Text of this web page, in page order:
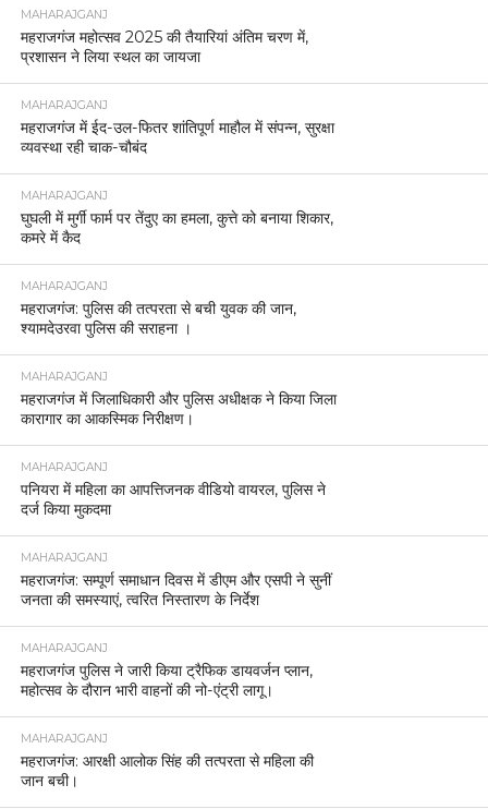
MAHARAJGANJ
महराजगंज महोत्सव 2025 की तैयारियां अंतिम चरण में,
प्रशासन ने लिया स्थल का जायजा
MAHARAJGANJ
महराजगंज में ईद-उल-फितर शांतिपूर्ण माहौल में संपन्न, सुरक्षा
व्यवस्था रही चाक-चौबंद
MAHARAJGANJ
घुघली में मुर्गी फार्म पर तेंदुए का हमला, कुत्ते को बनाया शिकार,
कमरे में कैद
MAHARAJGANJ
महराजगंज: पुलिस की तत्परता से बची युवक की जान,
श्यामदेउरवा पुलिस की सराहना ।
MAHARAJGANJ
महराजगंज में जिलाधिकारी और पुलिस अधीक्षक ने किया जिला
कारागार का आकस्मिक निरीक्षण।
MAHARAJGANJ
पनियरा में महिला का आपत्तिजनक वीडियो वायरल, पुलिस ने
दर्ज किया मुकदमा
MAHARAJGANJ
महराजगंज: सम्पूर्ण समाधान दिवस में डीएम और एसपी ने सुनीं
जनता की समस्याएं, त्वरित निस्तारण के निर्देश
MAHARAJGANJ
महराजगंज पुलिस ने जारी किया ट्रैफिक डायवर्जन प्लान,
महोत्सव के दौरान भारी वाहनों की नो-एंट्री लागू।
MAHARAJGANJ
महराजगंज: आरक्षी आलोक सिंह की तत्परता से महिला की
जान बची।